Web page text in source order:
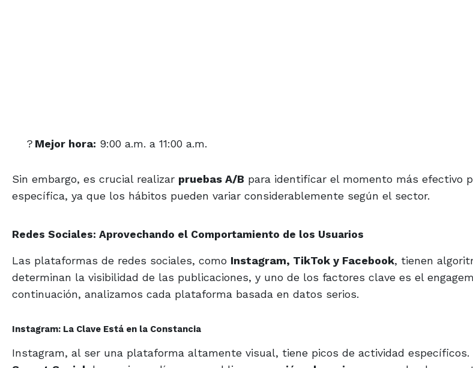
? Mejor hora: 9:00 a.m. a 11:00 a.m.
Sin embargo, es crucial realizar pruebas A/B para identificar el momento más efectivo
específica, ya que los hábitos pueden variar considerablemente según el sector.
Redes Sociales: Aprovechando el Comportamiento de los Usuarios
Las plataformas de redes sociales, como Instagram, TikTok y Facebook, tienen
determinan la visibilidad de las publicaciones, y uno de los factores clave es el
continuación, analizamos cada plataforma basada en datos serios.
Instagram: La Clave Está en la Constancia
Instagram, al ser una plataforma altamente visual, tiene picos de actividad específicos.